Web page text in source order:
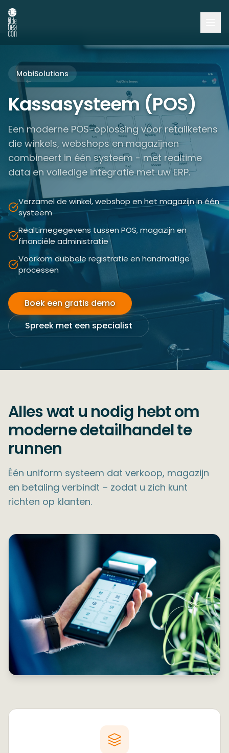
MobiSolutions
Kassasysteem (POS)
Een moderne POS-oplossing voor retailketens
die winkels, webshops en magazijnen
combineert in één systeem - met realtime
data en volledige integratie met uw ERP.
Verzamel de winkel, webshop en het magazijn in één
systeem
Realtimegegevens tussen POS, magazijn en
financiële administratie
Voorkom dubbele registratie en handmatige
processen
Boek een gratis demo
Spreek met een specialist
Alles wat u nodig hebt om
moderne detailhandel te
runnen
Één uniform systeem dat verkoop, magazijn
en betaling verbindt – zodat u zich kunt
richten op klanten.